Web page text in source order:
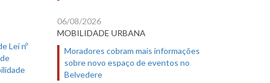
06/08/2026
MOBILIDADE URBANA
Moradores cobram mais informações
sobre novo espaço de eventos no
Belvedere